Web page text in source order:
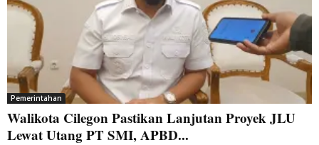
Pemerintahan
Walikota Cilegon Pastikan Lanjutan Proyek JLU
Lewat Utang PT SMI, APBD...